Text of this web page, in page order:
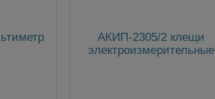
АКИП-2305/2 клещи
электроизмерительные